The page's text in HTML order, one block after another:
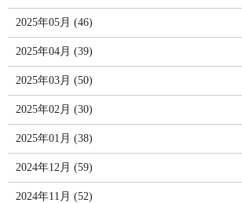
2025年05月 (46)
2025年04月 (39)
2025年03月 (50)
2025年02月 (30)
2025年01月 (38)
2024年12月 (59)
2024年11月 (52)